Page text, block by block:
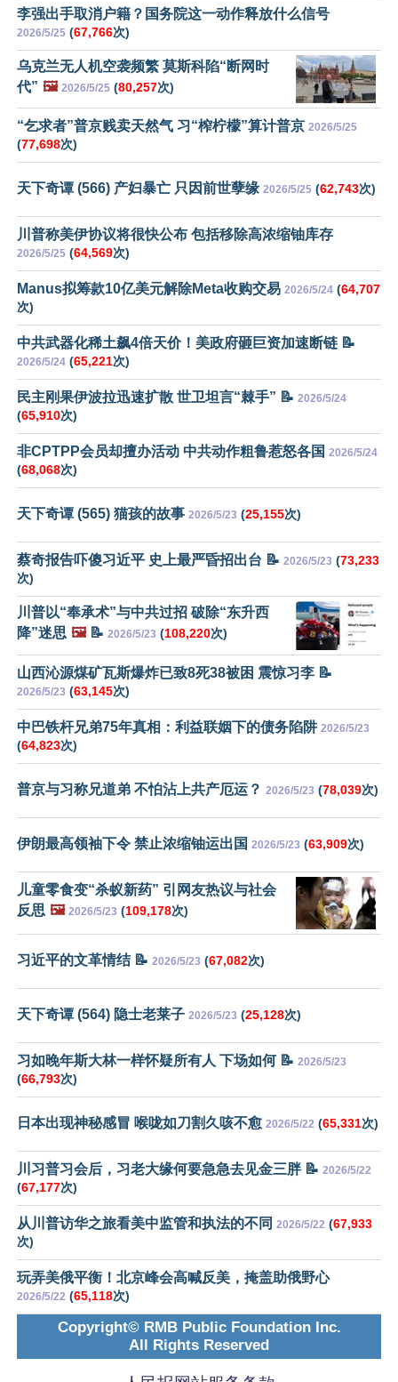
李强出手取消户籍？国务院这一动作释放什么信号
2026/5/25 (67,766次)
乌克兰无人机空袭频繁 莫斯科陷“断网时
代” 🖼️ 2026/5/25 (80,257次)
“乞求者”普京贱卖天然气 习“榨柠檬”算计普京 2026/5/25
(77,698次)
天下奇谭 (566) 产妇暴亡 只因前世孽缘 2026/5/25 (62,743次)
川普称美伊协议将很快公布 包括移除高浓缩铀库存
2026/5/25 (64,569次)
Manus拟筹款10亿美元解除Meta收购交易 2026/5/24 (64,707
次)
中共武器化稀土飙4倍天价！美政府砸巨资加速断链 📝
2026/5/24 (65,221次)
民主刚果伊波拉迅速扩散 世卫坦言“棘手” 📝 2026/5/24
(65,910次)
非CPTPP会员却擅办活动 中共动作粗鲁惹怒各国 2026/5/24
(68,068次)
天下奇谭 (565) 猫孩的故事 2026/5/23 (25,155次)
蔡奇报告吓傻习近平 史上最严昏招出台 📝 2026/5/23 (73,233
次)
川普以“奉承术”与中共过招 破除“东升西
降”迷思 🖼️📝 2026/5/23 (108,220次)
山西沁源煤矿瓦斯爆炸已致8死38被困 震惊习李 📝
2026/5/23 (63,145次)
中巴铁杆兄弟75年真相：利益联姻下的债务陷阱 2026/5/23
(64,823次)
普京与习称兄道弟 不怕沾上共产厄运？ 2026/5/23 (78,039次)
伊朗最高领袖下令 禁止浓缩铀运出国 2026/5/23 (63,909次)
儿童零食变“杀蚁新药” 引网友热议与社会
反思 🖼️ 2026/5/23 (109,178次)
习近平的文革情结 📝 2026/5/23 (67,082次)
天下奇谭 (564) 隐士老莱子 2026/5/23 (25,128次)
习如晚年斯大林一样怀疑所有人 下场如何 📝 2026/5/23
(66,793次)
日本出现神秘感冒 喉咙如刀割久咳不愈 2026/5/22 (65,331次)
川习普习会后，习老大缘何要急急去见金三胖 📝 2026/5/22
(67,177次)
从川普访华之旅看美中监管和执法的不同 2026/5/22 (67,933
次)
玩弄美俄平衡！北京峰会高喊反美，掩盖助俄野心
2026/5/22 (65,118次)
Copyright© RMB Public Foundation Inc.
All Rights Reserved